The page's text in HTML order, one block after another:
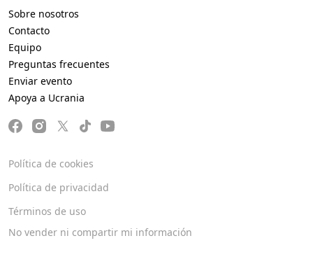
Sobre nosotros
Contacto
Equipo
Preguntas frecuentes
Enviar evento
Apoya a Ucrania
Política de cookies
Política de privacidad
Términos de uso
No vender ni compartir mi información